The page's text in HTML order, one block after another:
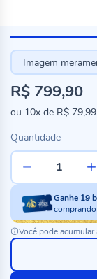
Imagem
R$ 799,90
ou 10x de R$ 79,99
Quantidade
Ganhe 19
Você pode